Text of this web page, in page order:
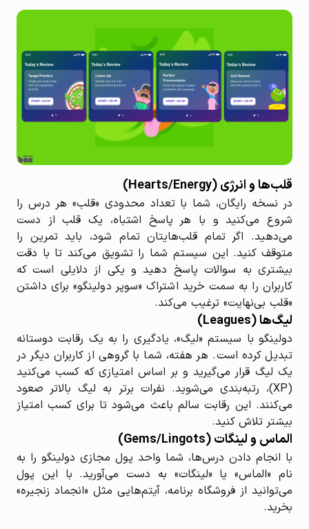
قلب‌ها و انرژی (Hearts/Energy)
در نسخه رایگان، شما با تعداد محدودی «قلب» هر درس را
شروع می‌کنید و با هر پاسخ اشتباه، یک قلب از دست
می‌دهید. اگر تمام قلب‌هایتان تمام شود، باید تمرین را
متوقف کنید. این سیستم شما را تشویق می‌کند تا با دقت
بیشتری به سوالات پاسخ دهید و یکی از دلایلی است که
کاربران را به سمت خرید اشتراک «سوپر دولینگو» برای داشتن
«قلب بی‌نهایت» ترغیب می‌کند.
لیگ‌ها (Leagues)
دولینگو با سیستم «لیگ»، یادگیری را به یک رقابت دوستانه
تبدیل کرده است. هر هفته، شما با گروهی از کاربران دیگر در
یک لیگ قرار می‌گیرید و بر اساس امتیازی که کسب می‌کنید
(XP)، رتبه‌بندی می‌شوید. نفرات برتر به لیگ بالاتر صعود
می‌کنند. این رقابت سالم باعث می‌شود تا برای کسب امتیاز
بیشتر تلاش کنید.
الماس و لینگات (Gems/Lingots)
با انجام دادن درس‌ها، شما واحد پول مجازی دولینگو را به
نام «الماس» یا «لینگات» به دست می‌آورید. با این پول
می‌توانید از فروشگاه برنامه، آیتم‌هایی مثل «انجماد زنجیره»
بخرید.